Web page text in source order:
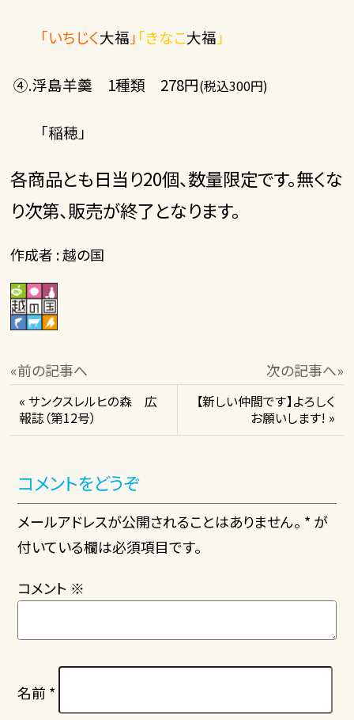
「いちじく大福 」 「きなこ大福 」
④.浮島羊羹 1種類 278円(税込300円)
「稲穂」
各商品とも日当り20個、数量限定です。無くな
り次第、販売が終了となります。
作成者 : 越の国
«前の記事へ 次の記事へ»
« サンクスレルヒの森 広
報誌（第12号）
【新しい仲間です】よろしく
お願いします! »
コメントをどうぞ
メールアドレスが公開されることはありません。 * が
付いている欄は必須項目です。
コメント ※
名前 *